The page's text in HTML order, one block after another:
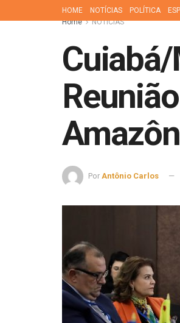
HOME NOTÍCIAS POLÍTICA
Home
NOTÍCIAS
Por Antônio Carlos